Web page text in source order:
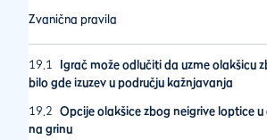
Zvanična pravila
19.1
Igrač može odlučiti da uzme olakšicu
bilo gde izuzev u području kažnjavanja
19.2 Opcije olakšice zbog neigrive loptice
na grinu